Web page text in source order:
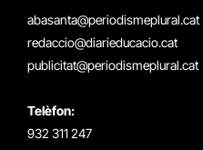
abasanta@periodismeplural.cat
redaccio@diarieducacio.cat
publicitat@periodismeplural.cat
Telèfon:
932 311 247